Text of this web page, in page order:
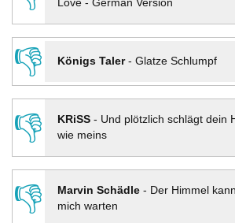
Love - German Version
👎
Königs Taler- Glatze Schlumpf
👎
KRiSS- Und plötzlich schlägt dein
wie meins
👎 Marvin Schädle- Der Himmel
mich warten